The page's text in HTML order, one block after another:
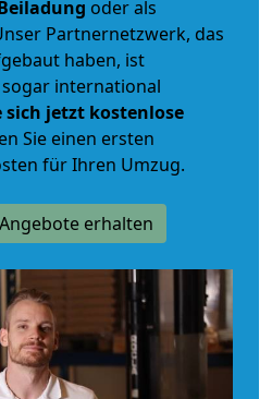
oder als
Partnernetzwerk, das
haben, ist
international
sich jetzt kostenlose
Sie einen ersten
für Ihren Umzug.
erhalten